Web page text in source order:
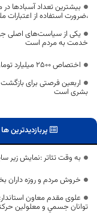
بیشترین تعداد آسبادها
،ضرورت استفاده از اعتبارات
یکی از سیاست‌های اصلی
خدمت به مردم است
اختصاص 2500 میلیارد تومان برای توسعه راه‌های دوبانده خراسان جنوبی
اربعین فرصتی برای
بشری است
پربازدیدترین ها
به وقت تئاتر :نمایش زیر
خروش مردم و روزه
علوی مقدم معاون
توانان جسمي و معلولين